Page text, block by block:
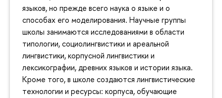
языков, но прежде всего наука о языке и о
способах его моделирования. Научные группы
школы занимаются исследованиями в области
типологии, социолингвистики и ареальной
лингвистики, корпусной лингвистики и
лексикографии, древних языков и истории языка.
Кроме того, в школе создаются лингвистические
технологии и ресурсы: корпуса, обучающие